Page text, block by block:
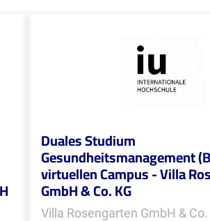
Duales Studium
Gesundheitsmanagement
virtuellen Campus - Villa
GmbH & Co. KG
Villa Rosengarten GmbH & Co.